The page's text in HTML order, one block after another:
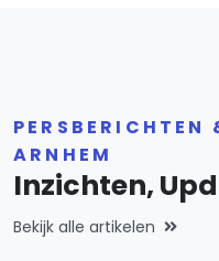
PERSBERICHTEN
ARNHEM
Inzichten,
Bekijk alle artikelen